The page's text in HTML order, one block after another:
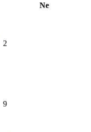
Ne
2
9